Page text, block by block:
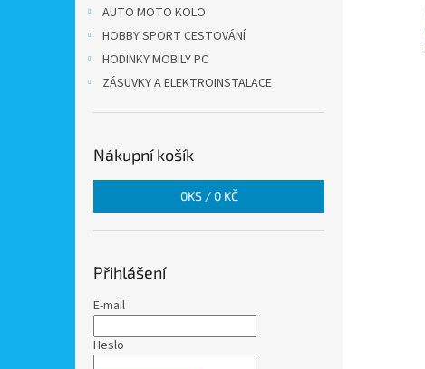
AUTO MOTO KOLO
HOBBY SPORT CESTOVÁNÍ
HODINKY MOBILY PC
ZÁSUVKY A ELEKTROINSTALACE
Nákupní košík
0KS / 0 KČ
Přihlášení
E-mail
Heslo